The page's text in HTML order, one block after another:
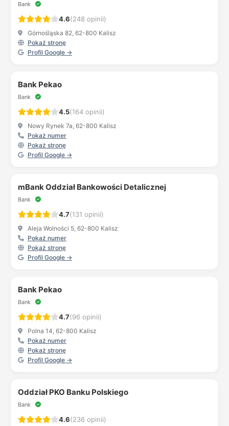
Bank
4.6(248 opinii)
Górnośląska 82, 62-800 Kalisz
Pokaż stronę
Profil Google →
Bank Pekao
Bank
4.5(164 opinii)
Nowy Rynek 7a, 62-800 Kalisz
Pokaż numer
Pokaż stronę
Profil Google →
mBank Oddział Bankowości Detalicznej
Bank
4.7(131 opinii)
Aleja Wolności 5, 62-800 Kalisz
Pokaż numer
Pokaż stronę
Profil Google →
Bank Pekao
Bank
4.7(96 opinii)
Polna 14, 62-800 Kalisz
Pokaż numer
Pokaż stronę
Profil Google →
Oddział PKO Banku Polskiego
Bank
4.6(236 opinii)